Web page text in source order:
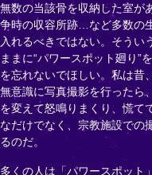
無数の当該骨を収納した室が
争時の収容所跡…など多数の
入れるべきではない。そうい
ままに“パワースポット廻り”
を忘れないでほしい。私は昔
無意識に写真撮影を行ったら
を変えて怒鳴りまくり、慌て
なだけでなく、宗教施設での
るのだ。
多くの人は「パワースポット